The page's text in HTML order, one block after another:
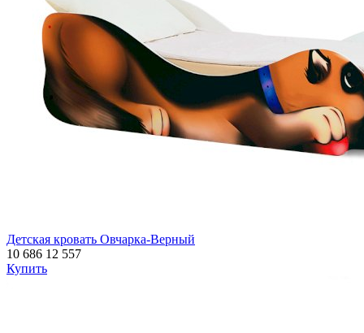
Детская кровать Овчарка-Верный
10 686 12 557
Купить